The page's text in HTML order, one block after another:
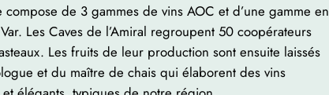
de 3 gammes de vins AOC et d’une gamme en
Les Caves de l’Amiral regroupent 50 coopérateurs
Les fruits de leur production sont ensuite laissés
et du maître de chais qui élaborent des vins